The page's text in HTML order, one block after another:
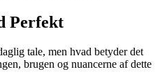
Perfekt
tale, men hvad betyder det
brugen og nuancerne af dette